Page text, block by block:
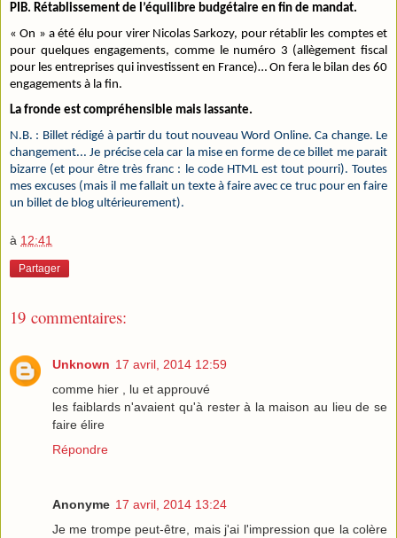
PIB. Rétablissement de l’équilibre budgétaire en fin de mandat.
« On » a été élu pour virer Nicolas Sarkozy, pour rétablir les comptes et
pour quelques engagements, comme le numéro 3 (allègement fiscal
pour les entreprises qui investissent en France)… On fera le bilan des 60
engagements à la fin.
La fronde est compréhensible mais lassante.
N.B. : Billet rédigé à partir du tout nouveau Word Online. Ca change. Le
changement... Je précise cela car la mise en forme de ce billet me parait
bizarre (et pour être très franc : le code HTML est tout pourri). Toutes
mes excuses (mais il me fallait un texte à faire avec ce truc pour en faire
un billet de blog ultérieurement).
à 12:41
Partager
19 commentaires:
Unknown 17 avril, 2014 12:59
comme hier , lu et approuvé
les faiblards n'avaient qu'à rester à la maison au lieu de se
faire élire
Répondre
Anonyme 17 avril, 2014 13:24
Je me trompe peut-être, mais j'ai l'impression que la colère